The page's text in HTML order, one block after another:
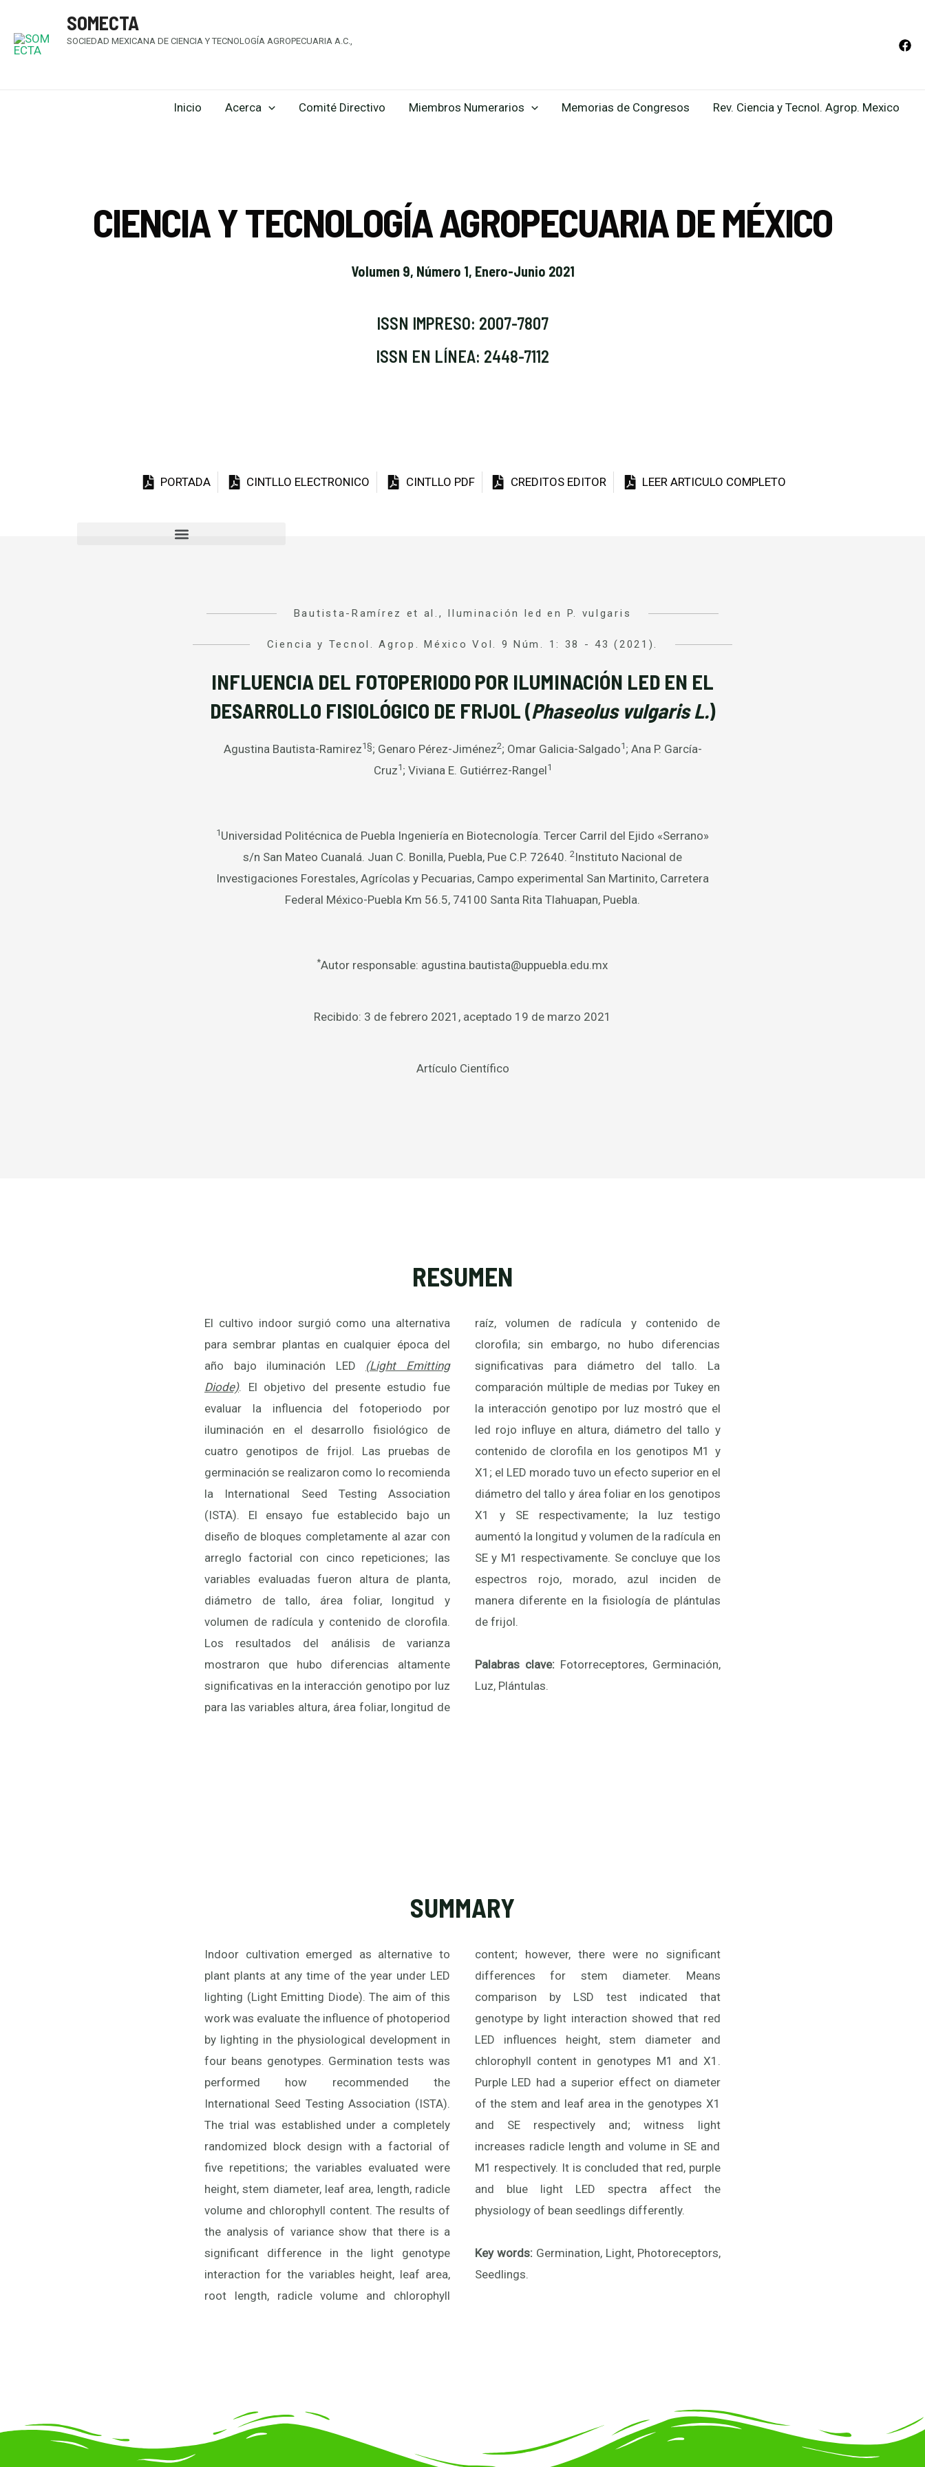
SOMECTA
SOCIEDAD MEXICANA DE CIENCIA Y TECNOLOGÍA AGROPECUARIA A.C.,
Inicio Acerca Comité Directivo Miembros Numerarios Memorias de Congresos Rev. Ciencia y Tecnol. Agrop. Mexico
CIENCIA Y TECNOLOGÍA AGROPECUARIA DE MÉXICO
Volumen 9, Número 1, Enero-Junio 2021
ISSN IMPRESO: 2007-7807
ISSN EN LÍNEA: 2448-7112
PORTADA CINTLLO ELECTRONICO CINTLLO PDF CREDITOS EDITOR LEER ARTICULO COMPLETO
Bautista-Ramírez et al., Iluminación led en P. vulgaris
Ciencia y Tecnol. Agrop. México Vol. 9 Núm. 1: 38 - 43 (2021).
INFLUENCIA DEL FOTOPERIODO POR ILUMINACIÓN LED EN EL
DESARROLLO FISIOLÓGICO DE FRIJOL (Phaseolus vulgaris L.)
Agustina Bautista-Ramirez1§; Genaro Pérez-Jiménez2; Omar Galicia-Salgado1 ; Ana P. García-
Cruz1 ; Viviana E. Gutiérrez-Rangel1
1 Universidad Politécnica de Puebla Ingeniería en Biotecnología. Tercer Carril del Ejido «Serrano»
s/n San Mateo Cuanalá. Juan C. Bonilla, Puebla, Pue C.P. 72640. 2 Instituto Nacional de
Investigaciones Forestales, Agrícolas y Pecuarias, Campo experimental San Martinito, Carretera
Federal México-Puebla Km 56.5, 74100 Santa Rita Tlahuapan, Puebla.
*Autor responsable: agustina.bautista@uppuebla.edu.mx
Recibido: 3 de febrero 2021, aceptado 19 de marzo 2021
Artículo Científico
RESUMEN
El cultivo indoor surgió como una alternativa
para sembrar plantas en cualquier época del
año bajo iluminación LED (Light Emitting
Diode). El objetivo del presente estudio fue
evaluar la influencia del fotoperiodo por
iluminación en el desarrollo fisiológico de
cuatro genotipos de frijol. Las pruebas de
germinación se realizaron como lo recomienda
la International Seed Testing Association
(ISTA). El ensayo fue establecido bajo un
diseño de bloques completamente al azar con
arreglo factorial con cinco repeticiones; las
variables evaluadas fueron altura de planta,
diámetro de tallo, área foliar, longitud y
volumen de radícula y contenido de clorofila.
Los resultados del análisis de varianza
mostraron que hubo diferencias altamente
significativas en la interacción genotipo por luz
para las variables altura, área foliar, longitud de
raíz, volumen de radícula y contenido de
clorofila; sin embargo, no hubo diferencias
significativas para diámetro del tallo. La
comparación múltiple de medias por Tukey en
la interacción genotipo por luz mostró que el
led rojo influye en altura, diámetro del tallo y
contenido de clorofila en los genotipos M1 y
X1; el LED morado tuvo un efecto superior en el
diámetro del tallo y área foliar en los genotipos
X1 y SE respectivamente; la luz testigo
aumentó la longitud y volumen de la radícula en
SE y M1 respectivamente. Se concluye que los
espectros rojo, morado, azul inciden de
manera diferente en la fisiología de plántulas
de frijol.
Palabras clave: Fotorreceptores, Germinación,
Luz, Plántulas.
SUMMARY
Indoor cultivation emerged as alternative to
plant plants at any time of the year under LED
lighting (Light Emitting Diode). The aim of this
work was evaluate the influence of photoperiod
by lighting in the physiological development in
four beans genotypes. Germination tests was
performed how recommended the
International Seed Testing Association (ISTA).
The trial was established under a completely
randomized block design with a factorial of
five repetitions; the variables evaluated were
height, stem diameter, leaf area, length, radicle
volume and chlorophyll content. The results of
the analysis of variance show that there is a
significant difference in the light genotype
interaction for the variables height, leaf area,
root length, radicle volume and chlorophyll
content; however, there were no significant
differences for stem diameter. Means
comparison by LSD test indicated that
genotype by light interaction showed that red
LED influences height, stem diameter and
chlorophyll content in genotypes M1 and X1.
Purple LED had a superior effect on diameter
of the stem and leaf area in the genotypes X1
and SE respectively and; witness light
increases radicle length and volume in SE and
M1 respectively. It is concluded that red, purple
and blue light LED spectra affect the
physiology of bean seedlings differently.
Key words:Germination, Light, Photoreceptors,
Seedlings.